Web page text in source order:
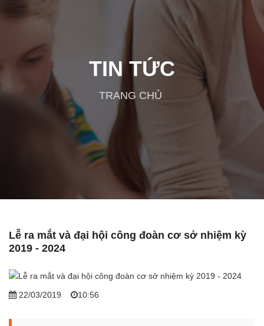
TIN TỨC
TRANG CHỦ
Lễ ra mắt và đại hội công đoàn cơ sở nhiệm kỳ
2019 - 2024
22/03/2019 10:56